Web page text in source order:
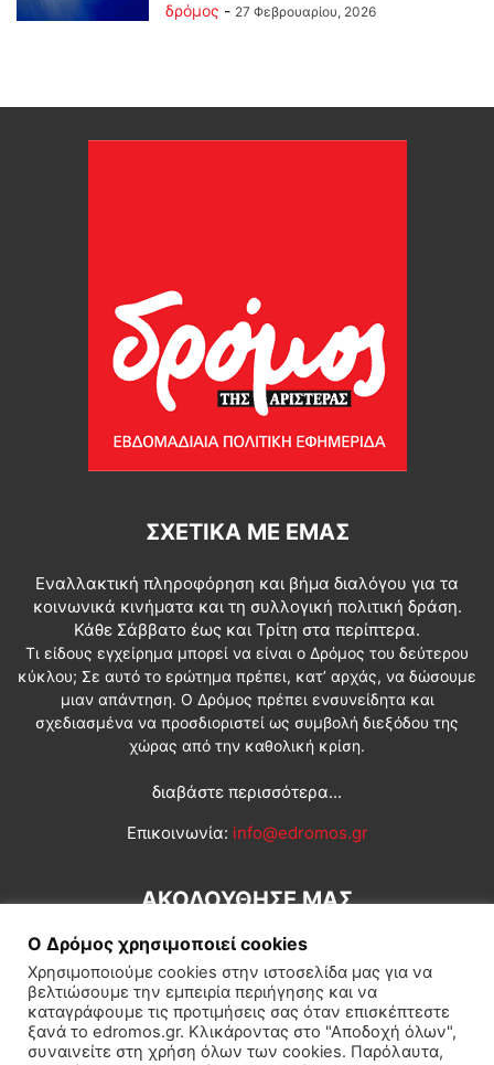
δρόμος - 27 Φεβρουαρίου, 2026
ΣΧΕΤΙΚΆ ΜΕ ΕΜΆΣ
Εναλλακτική πληροφόρηση και βήμα διαλόγου για τα
κοινωνικά κινήματα και τη συλλογική πολιτική δράση.
Κάθε Σάββατο έως και Τρίτη στα περίπτερα.
Τι είδους εγχείρημα μπορεί να είναι ο Δρόμος του δεύτερου
κύκλου; Σε αυτό το ερώτημα πρέπει, κατ’ αρχάς, να δώσουμε
μιαν απάντηση. Ο Δρόμος πρέπει ενσυνείδητα και
σχεδιασμένα να προσδιοριστεί ως συμβολή διεξόδου της
χώρας από την καθολική κρίση.
διαβάστε περισσότερα...
Επικοινωνία: info@edromos.gr
ΑΚΟΛΟΥΘΗΣΕ ΜΑΣ
Εγγραφή συνδρομητή Πολιτική Διεθνή Κοινωνία
Ο Δρόμος χρησιμοποιεί cookies
Χρησιμοποιούμε cookies στην ιστοσελίδα μας για να
βελτιώσουμε την εμπειρία περιήγησης και να
καταγράφουμε τις προτιμήσεις σας όταν επισκέπτεστε
ξανά το edromos.gr. Κλικάροντας στο "Αποδοχή όλων",
συναινείτε στη χρήση όλων των cookies. Παρόλαυτα,